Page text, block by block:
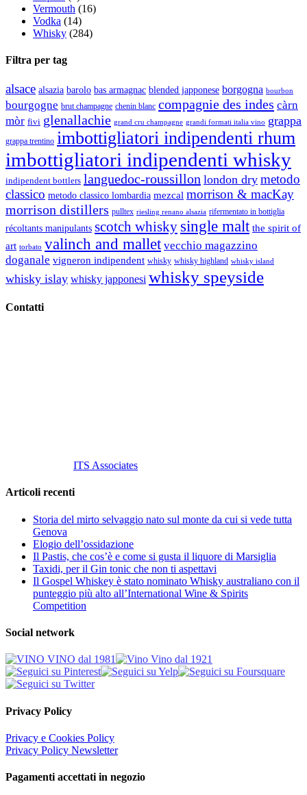
Vermouth (16)
Vodka (14)
Whisky (284)
Filtra per tag
alsace alsazia barolo bas armagnac blended japponese borgogna bourbon
bourgogne brut champagne chenin blanc compagnie des indes càrn
mòr fivi glenallachie grand cru champagne grandi formati italia vino grappa
grappa trentino imbottigliatori indipendenti rhum
imbottigliatori indipendenti whisky
indipendent bottlers languedoc-roussillon london dry metodo
classico metodo classico lombardia mezcal morrison & macKay
morrison distillers pulltex riesling renano alsazia rifermentato in bottiglia
récoltants manipulants scotch whisky single malt the spirit of
art torbato valinch and mallet vecchio magazzino
doganale vigneron indipendent whisky whisky highland whisky island
whisky islay whisky japponesi whisky speyside
Contatti
ITS Associates
Articoli recenti
Storia del mirto selvaggio nato sul monte da cui si vede tutta
Genova
Elogio dell’ossidazione
Il Pastis, che cos’è e come si gusta il liquore di Marsiglia
Taxidi, per il Gin tonic che non ti aspettavi
Il Gospel Whiskey è stato nominato Whisky australiano con il
punteggio più alto all’International Wine & Spirits
Competition
Social network
Privacy Policy
Privacy e Cookies Policy
Privacy Policy Newsletter
Pagamenti accettati in negozio